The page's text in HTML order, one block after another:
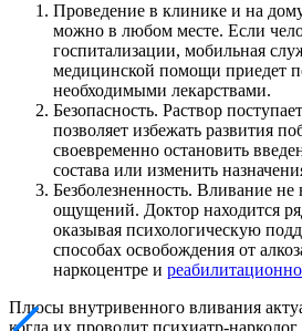
Проведение в клинике и на
можно в любом месте. Если
госпитализации, мобильная
медицинской помощи приедет
необходимыми лекарствами.
Безопасность. Раствор
позволяет избежать развития
своевременно остановить
состава или изменить
Безболезненность. Вливание
ощущений. Доктор находится
оказывая психологическую
способах освобождения от
наркоцентре и
Плюсы внутривенного вливания